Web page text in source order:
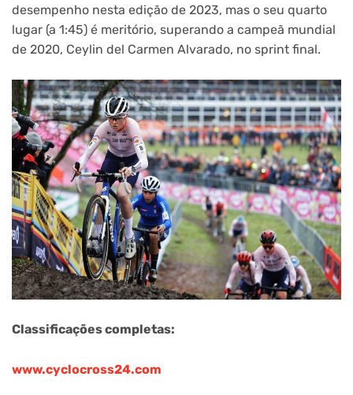
desempenho nesta edição de 2023, mas o seu quarto
lugar (a 1:45) é meritório, superando a campeã mundial
de 2020, Ceylin del Carmen Alvarado, no sprint final.
Classificações completas:
www.cyclocross24.com